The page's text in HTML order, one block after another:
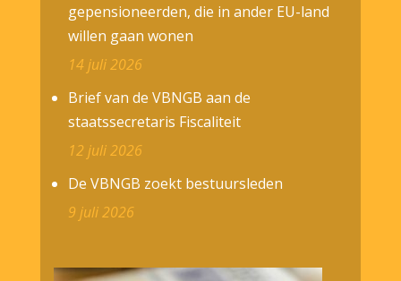
gepensioneerden, die in ander EU-land
willen gaan wonen
14 juli 2026
Brief van de VBNGB aan de
staatssecretaris Fiscaliteit
12 juli 2026
De VBNGB zoekt bestuursleden
9 juli 2026